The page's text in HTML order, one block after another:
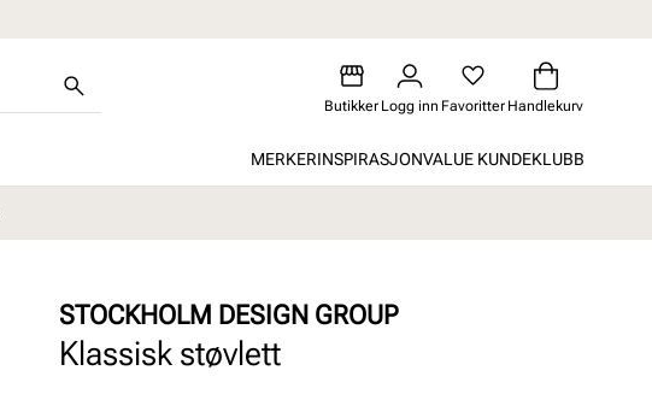
Butikker Logg inn Favoritter Handlekurv
MERKERINSPIRASJONVALUE KUNDEKLUBB
STOCKHOLM DESIGN GROUP
Klassisk støvlett